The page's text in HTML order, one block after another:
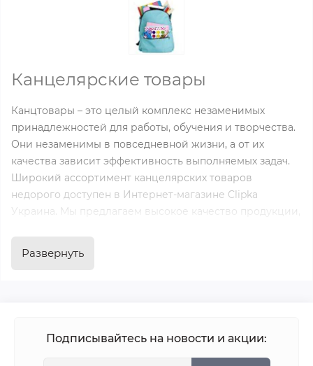
Канцелярские товары
Канцтовары – это целый комплекс незаменимых
принадлежностей для работы, обучения и творчества.
Они незаменимы в повседневной жизни, а от их
качества зависит эффективность выполняемых задач.
Широкий ассортимент канцелярских товаров
недорого доступен в Интернет-магазине Clipka
Украина. Мы предлагаем высокое качество продукции,
нашем сайте.
Существует множество категорий канцелярских
товаров, каждая из которых имеет собственное
Развернуть
Подписывайтесь на новости и акции: